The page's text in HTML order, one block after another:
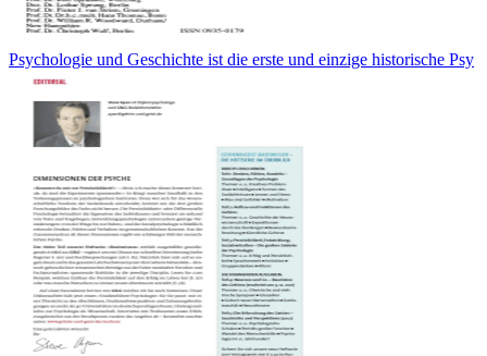
Psychologie und Geschichte ist die erste und einzige historische Psy